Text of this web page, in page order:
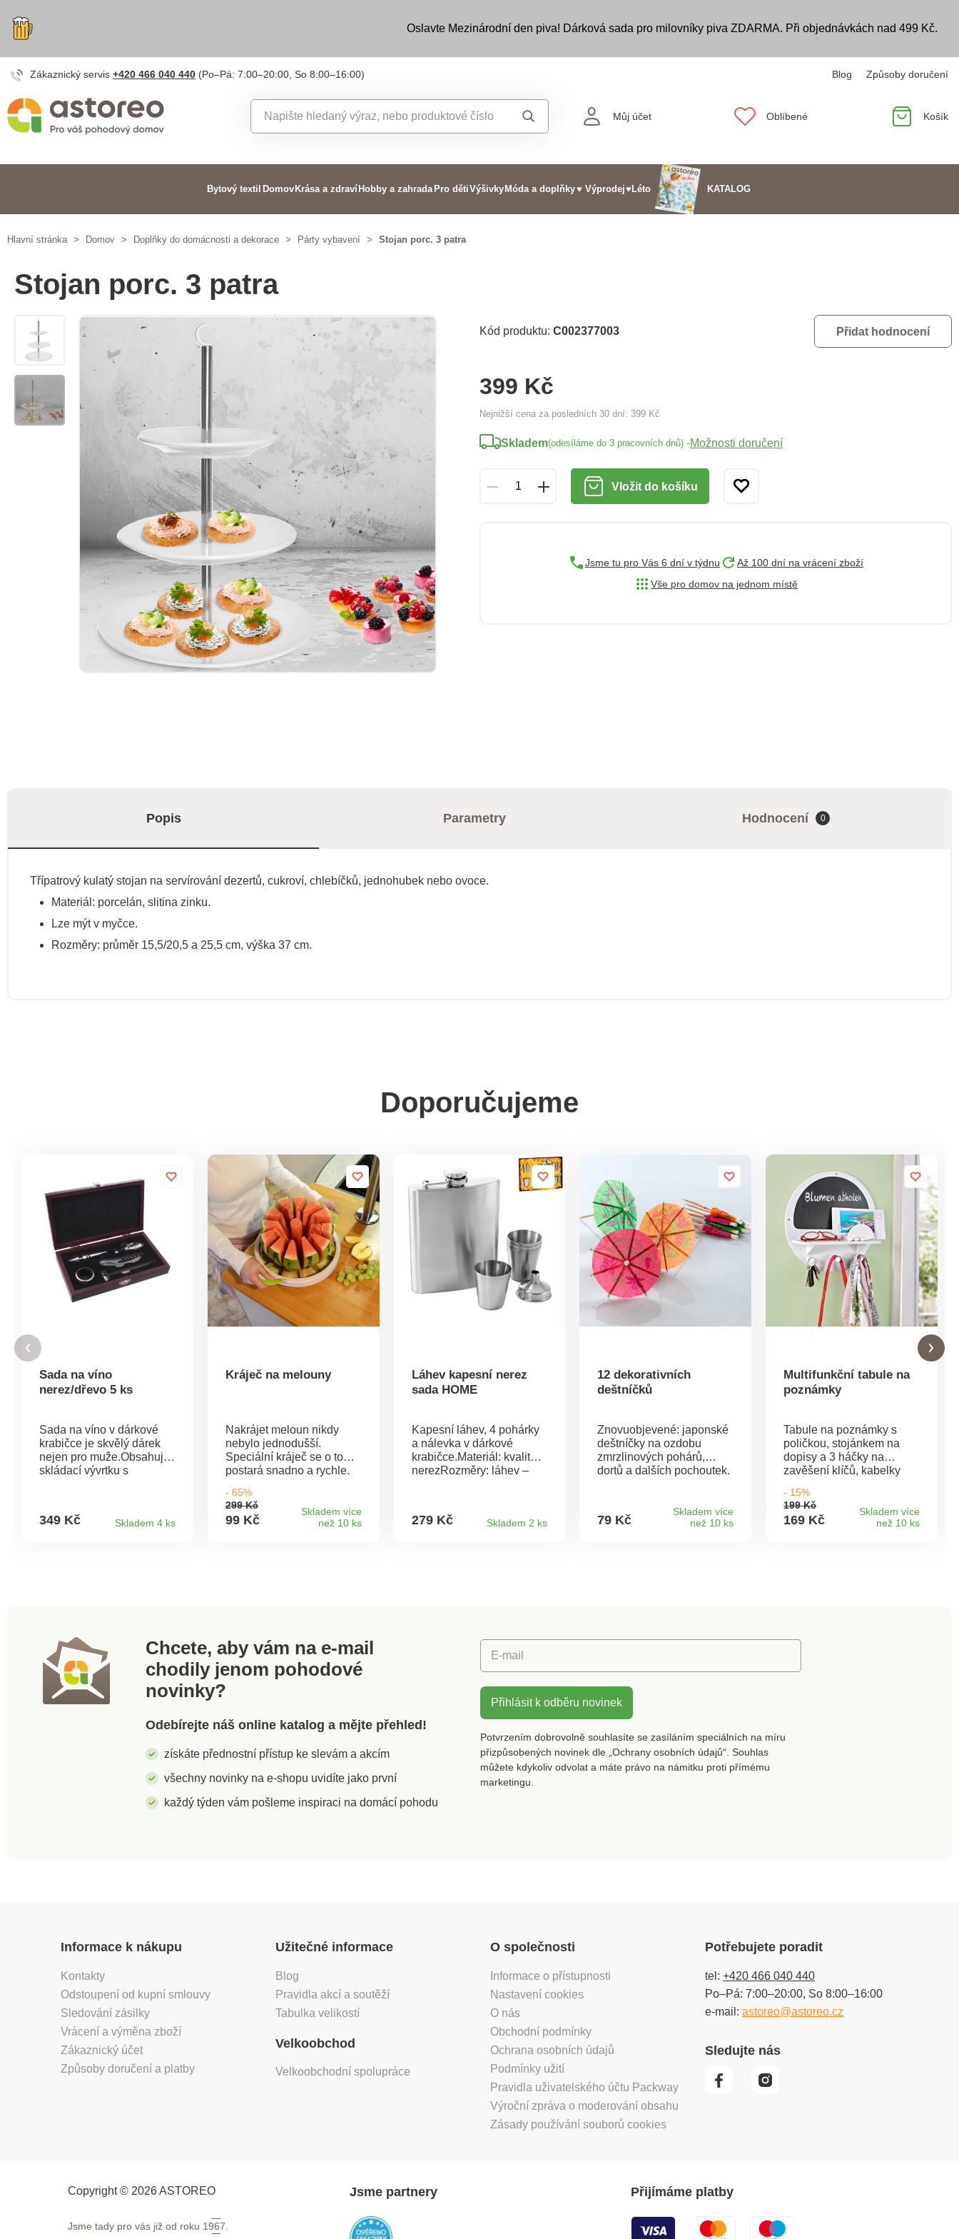
Oslavte Mezinárodní den piva! Dárková sada pro milovníky piva ZDARMA. Při objednávkách nad 499 Kč.
Zákaznický servis +420 466 040 440 (Po–Pá: 7:00–20:00, So 8:00–16:00) Blog Způsoby doručení
Můj účet Oblíbené Košík
Bytový textil Domov Krása a zdraví Hobby a zahrada Pro dětiVýšivky Móda a doplňky♥ Výprodej♥Léto KATALOG
Hlavní stránka > Domov > Doplňky do domácnosti a dekorace > Párty vybavení > Stojan porc. 3 patra
Stojan porc. 3 patra
Kód produktu: C002377003 Přidat hodnocení
399 Kč
Nejnižší cena za posledních 30 dní: 399 Kč
Skladem(odesíláme do 3 pracovních dnů) -Možnosti doručení
Vložit do košíku
Jsme tu pro Vás 6 dní v týdnu
Až 100 dní na vrácení zboží
Vše pro domov na jednom místě
Popis Parametry Hodnocení 0
Třípatrový kulatý stojan na servírování dezertů, cukroví, chlebíčků, jednohubek nebo ovoce.
Materiál: porcelán, slitina zinku.
Lze mýt v myčce.
Rozměry: průměr 15,5/20,5 a 25,5 cm, výška 37 cm.
Doporučujeme
Sada na víno
nerez/dřevo 5 ks
Sada na víno v dárkové
krabičce je skvělý dárek
nejen pro muže.Obsahuje
skládací vývrtku s
dřevoRozměry: 23 x 13 x
349 Kč Skladem 4 ks
Kráječ na melouny
Nakrájet meloun nikdy
nebylo jednodušší.
Speciální kráječ se o to
postará snadno a rychle.
díky speciálním úchytkám.
Rozměry: 35 x 31 x 7 cm.
- 65%
299 Kč
99 Kč
Skladem více
než 10 ks
Láhev kapesní nerez
sada HOME
Kapesní láhev, 4 pohárky
a nálevka v dárkové
krabičce.Materiál: kvalitní
nerezRozměry: láhev –
výška 4 cm.
279 Kč Skladem 2 ks
12 dekorativních
deštníčků
Znovuobjevené: japonské
deštníčky na ozdobu
zmrzlinových pohárů,
dortů a dalších pochoutek.
79 Kč
Skladem více
než 10 ks
Multifunkční tabule na
poznámky
Tabule na poznámky s
poličkou, stojánkem na
dopisy a 3 háčky na
zavěšení klíčů, kabelky
blízkosti dveří, abyste při
odchodu z domu na nic
nezapomněli. Ideální na
- 15%
199 Kč
169 Kč
Skladem více
než 10 ks
Chcete, aby vám na e-mail
chodily jenom pohodové
novinky?
Odebírejte náš online katalog a mějte přehled!
získáte přednostní přístup ke slevám a akcím
všechny novinky na e-shopu uvidíte jako první
každý týden vám pošleme inspiraci na domácí pohodu
E-mail
Přihlásit k odběru novinek
Potvrzením dobrovolně souhlasíte se zasíláním speciálních na míru
přizpůsobených novinek dle „Ochrany osobních údajů“. Souhlas
můžete kdykoliv odvolat a máte právo na námitku proti přímému
marketingu.
Informace k nákupu
Kontakty
Odstoupení od kupní smlouvy
Sledování zásilky
Vrácení a výměna zboží
Zákaznický účet
Způsoby doručení a platby
Užitečné informace
Blog
Pravidla akcí a soutěží
Tabulka velikostí
Velkoobchod
Velkoobchodní spolupráce
O společnosti
Informace o přístupnosti
Nastavení cookies
O nás
Obchodní podmínky
Ochrana osobních údajů
Podmínky užití
Pravidla uživatelského účtu Packway
Výroční zpráva o moderování obsahu
Zásady používání souborů cookies
Potřebujete poradit
tel: +420 466 040 440
Po–Pá: 7:00–20:00, So 8:00–16:00
e-mail: astoreo@astoreo.cz
Sledujte nás
Copyright © 2026 ASTOREO
Jsme tady pro vás již od roku 1967.
Jsme partnery Přijímáme platby